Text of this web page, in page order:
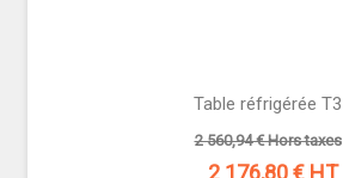
Table réfrigérée T3
2 560,94 € Hors taxes
2 176,80€ HT